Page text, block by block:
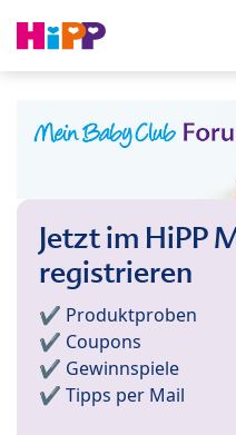
Jetzt im HiPP
registrieren
✔️ Produktproben
✔️ Coupons
✔️ Gewinnspiele
✔️ Tipps per Mail